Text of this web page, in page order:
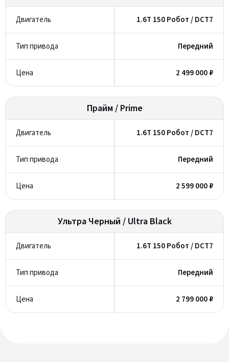
1.6T 150 Робот / DCT7
Передний
2 499 000 ₽
Прайм / Prime
1.6T 150 Робот / DCT7
Передний
2 599 000 ₽
Ультра Черный / Ultra Black
1.6T 150 Робот / DCT7
Передний
2 799 000 ₽